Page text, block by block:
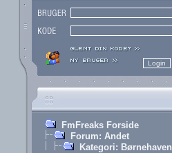
FmFreaks Forside
Forum: Andet
Kategori: Børnehaven